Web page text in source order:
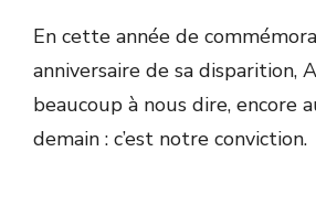
En cette année de
anniversaire de sa disparition,
beaucoup à nous dire, encore
demain : c’est notre conviction.